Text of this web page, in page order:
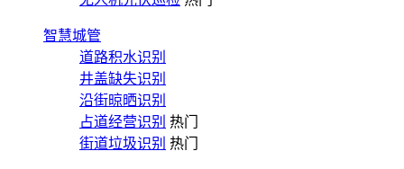
智慧城管
道路积水识别
井盖缺失识别
沿街晾晒识别
占道经营识别 热门
街道垃圾识别 热门